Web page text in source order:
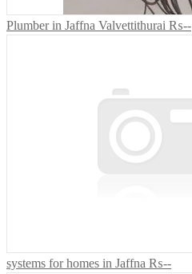
Plumber in Jaffna Valvettithurai ₨--
systems for homes in Jaffna ₨--